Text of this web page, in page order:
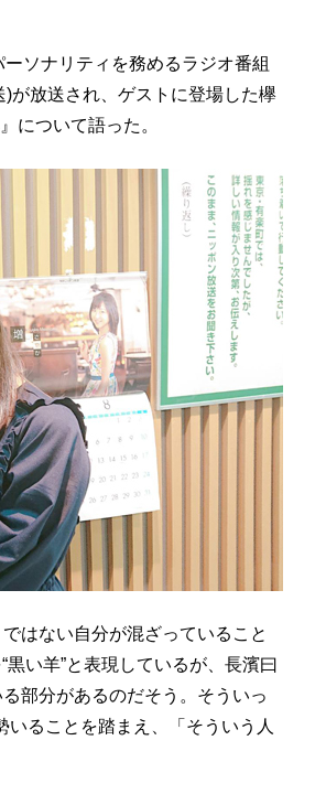
ソナリティを務めるラジオ番組
が放送され、ゲストに登場した欅
について語った。
はない自分が混ざっていること
い羊”と表現しているが、長濱曰
部分があるのだそう。そういっ
ることを踏まえ、「そういう人